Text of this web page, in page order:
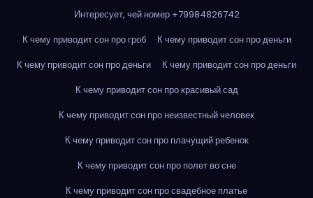
Интересует, чей номер +79984826742
К чему приводит сон про гроб
К чему приводит сон про деньги
К чему приводит сон про деньги
К чему приводит сон про деньги
К чему приводит сон про красивый сад
К чему приводит сон про неизвестный человек
К чему приводит сон про плачущий ребенок
К чему приводит сон про полет во сне
К чему приводит сон про свадебное платье